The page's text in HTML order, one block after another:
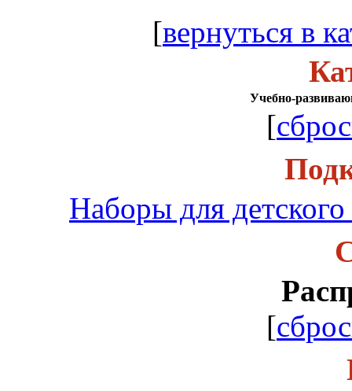
[вернуться в
Учебно-
[
Наборы для детского
[